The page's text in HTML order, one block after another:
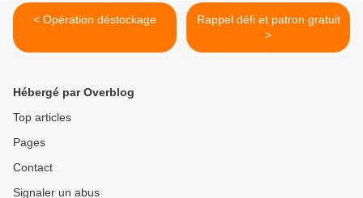
< Opération déstockage
Rappel défi et patron gratuit
>
Hébergé par Overblog
Top articles
Pages
Contact
Signaler un abus